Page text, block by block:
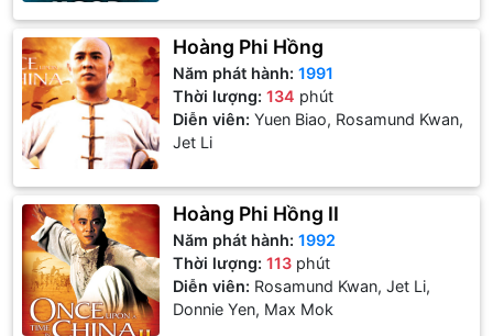
Hoàng Phi Hồng
Năm phát hành:1991
Thời lượng:134 phút
Diễn viên:Yuen Biao, Rosamund Kwan,
Jet Li
Hoàng Phi Hồng II
Năm phát hành:1992
Thời lượng:113 phút
Diễn viên: Rosamund Kwan, Jet Li,
Donnie Yen, Max Mok